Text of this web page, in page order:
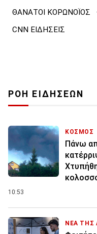
ΘΑΝΑΤΟΙ ΚΟΡΩΝΟΪΟΣ
CNN ΕΙΔΗΣΕΙΣ
ΡΟΗ ΕΙΔΗΣΕΩΝ
ΚΟΣΜΟΣ
Πάνω
10:53
ΝΕΑ ΤΗΣ